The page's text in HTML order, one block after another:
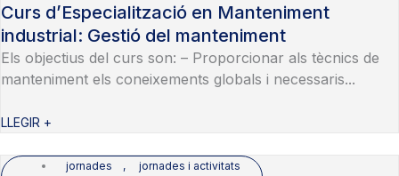
Curs d’Especialització en Manteniment
industrial: Gestió del manteniment
Els objectius del curs son: – Proporcionar als tècnics de
manteniment els coneixements globals i necessaris...
LLEGIR +
jornades , jornades i activitats